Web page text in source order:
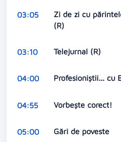
03:05
Zi de zi cu
(R)
03:10 Telejurnal (R)
04:00 Profesioniştii... cu
04:55 Vorbeşte corect!
05:00 Gări de poveste